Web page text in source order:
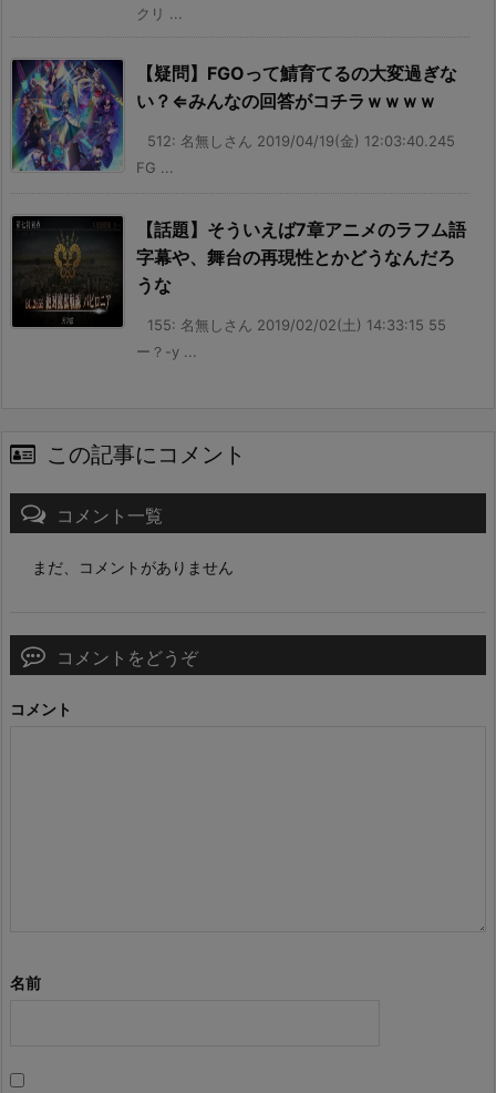
クリ ...
【疑問】FGOって鯖育てるの大変過ぎな
い？⇐みんなの回答がコチラｗｗｗｗ
512: 名無しさん 2019/04/19(金) 12:03:40.245
FG ...
【話題】そういえば7章アニメのラフム語
字幕や、舞台の再現性とかどうなんだろ
うな
155: 名無しさん 2019/02/02(土) 14:33:15 55
ー？-y ...
この記事にコメント
コメント一覧
まだ、コメントがありません
コメントをどうぞ
コメント
名前